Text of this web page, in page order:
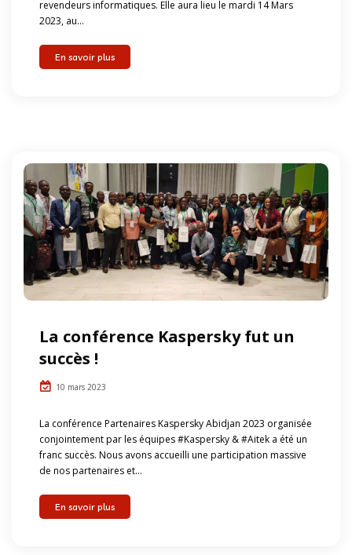
revendeurs informatiques. Elle aura lieu le mardi 14 Mars
2023, au...
En savoir plus
La conférence Kaspersky fut un
succès !
10 mars 2023
La conférence Partenaires Kaspersky Abidjan 2023 organisée
conjointement par les équipes #Kaspersky & #Aitek a été un
franc succès. Nous avons accueilli une participation massive
de nos partenaires et...
En savoir plus